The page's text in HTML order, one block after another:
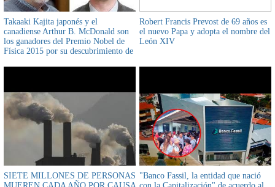
Takaaki Kajita japonés y el
canadiense Arthur B. McDonald son
los ganadores del Premio Nobel de
Física 2015 por su descubrimiento de
tenían
Robert Francis Prevost de 69 años es
el nuevo Papa y adopta el nombre del
León XIV
SIETE MILLONES DE PERSONAS "Banco Fassil, la entidad que nació